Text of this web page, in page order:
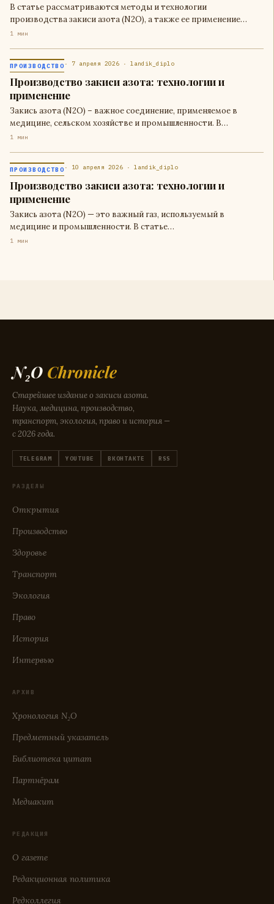
В статье рассматриваются методы и технологии
производства закиси азота (N2O), а также ее применение…
1 мин
ПРОИЗВОДСТВО· 7 апреля 2026 · landik_diplo
Производство закиси азота: технологии и
применение
Закись азота (N2O) – важное соединение, применяемое в
медицине, сельском хозяйстве и промышленности. В…
1 мин
ПРОИЗВОДСТВО· 10 апреля 2026 · landik_diplo
Производство закиси азота: технологии и
применение
Закись азота (N2O) — это важный газ, используемый в
медицине и промышленности. В статье…
1 мин
N₂O Chronicle
Старейшее издание о закиси азота.
Наука, медицина, производство,
транспорт, экология, право и история —
с 2026 года.
TELEGRAM YOUTUBE ВКОНТАКТЕ RSS
РАЗДЕЛЫ
Открытия
Производство
Здоровье
Транспорт
Экология
Право
История
Интервью
АРХИВ
Хронология N₂O
Предметный указатель
Библиотека цитат
Партнёрам
Медиакит
РЕДАКЦИЯ
О газете
Редакционная политика
Редколлегия